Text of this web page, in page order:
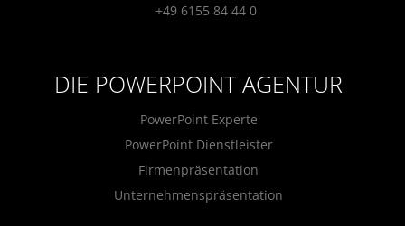
+49 6155 84 44 0
DIE POWERPOINT AGENTUR
PowerPoint Experte
PowerPoint Dienstleister
Firmenpräsentation
Unternehmenspräsentation